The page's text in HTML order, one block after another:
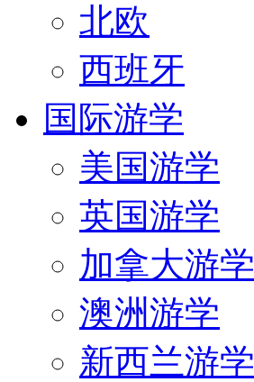
北欧
西班牙
国际游学
美国游学
英国游学
加拿大游学
澳洲游学
新西兰游学